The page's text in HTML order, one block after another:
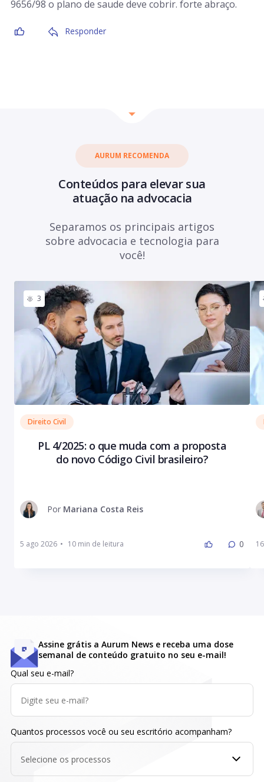
9656/98 o plano de saude deve cobrir. forte abraço.
Responder
AURUM RECOMENDA
Conteúdos para elevar sua
atuação na advocacia
Separamos os principais artigos
sobre advocacia e tecnologia para
você!
3
Direito Civil
PL 4/2025: o que muda com a proposta
do novo Código Civil brasileiro?
Por Mariana Costa Reis
5 ago 2026 • 0
Assine grátis a Aurum News e receba uma dose
semanal de conteúdo gratuito no seu e-mail!
Qual seu e-mail?
Quantos processos você ou seu escritório acompanham?
Selecione os processos